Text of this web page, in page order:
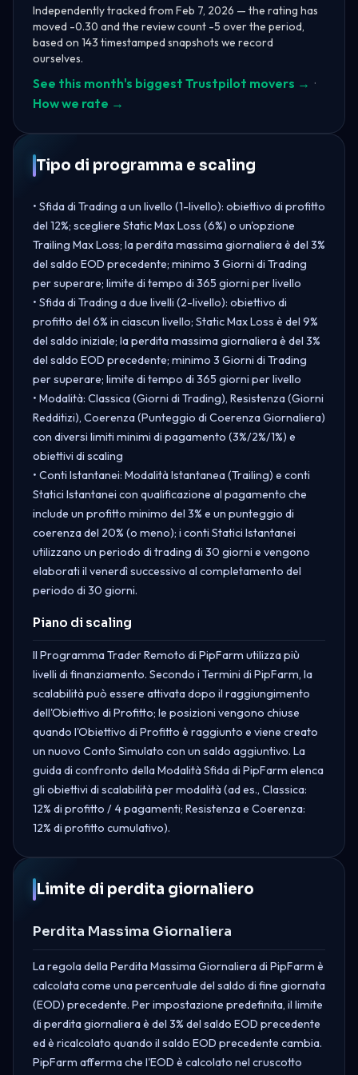
Independently tracked from Feb 7, 2026 — the rating has
moved -0.30 and the review count -5 over the period,
based on 143 timestamped snapshots we record
ourselves.
See this month's biggest Trustpilot movers → ·
How we rate →
Tipo di programma e scaling
• Sfida di Trading a un livello (1-livello): obiettivo di profitto
del 12%; scegliere Static Max Loss (6%) o un'opzione
Trailing Max Loss; la perdita massima giornaliera è del 3%
del saldo EOD precedente; minimo 3 Giorni di Trading
per superare; limite di tempo di 365 giorni per livello
• Sfida di Trading a due livelli (2-livello): obiettivo di
profitto del 6% in ciascun livello; Static Max Loss è del 9%
del saldo iniziale; la perdita massima giornaliera è del 3%
del saldo EOD precedente; minimo 3 Giorni di Trading
per superare; limite di tempo di 365 giorni per livello
• Modalità: Classica (Giorni di Trading), Resistenza (Giorni
Redditizi), Coerenza (Punteggio di Coerenza Giornaliera)
con diversi limiti minimi di pagamento (3%/2%/1%) e
obiettivi di scaling
• Conti Istantanei: Modalità Istantanea (Trailing) e conti
Statici Istantanei con qualificazione al pagamento che
include un profitto minimo del 3% e un punteggio di
coerenza del 20% (o meno); i conti Statici Istantanei
utilizzano un periodo di trading di 30 giorni e vengono
elaborati il venerdì successivo al completamento del
periodo di 30 giorni.
Piano di scaling
Il Programma Trader Remoto di PipFarm utilizza più
livelli di finanziamento. Secondo i Termini di PipFarm, la
scalabilità può essere attivata dopo il raggiungimento
dell'Obiettivo di Profitto; le posizioni vengono chiuse
quando l'Obiettivo di Profitto è raggiunto e viene creato
un nuovo Conto Simulato con un saldo aggiuntivo. La
guida di confronto della Modalità Sfida di PipFarm elenca
gli obiettivi di scalabilità per modalità (ad es., Classica:
12% di profitto / 4 pagamenti; Resistenza e Coerenza:
12% di profitto cumulativo).
Limite di perdita giornaliero
Perdita Massima Giornaliera
La regola della Perdita Massima Giornaliera di PipFarm è
calcolata come una percentuale del saldo di fine giornata
(EOD) precedente. Per impostazione predefinita, il limite
di perdita giornaliera è del 3% del saldo EOD precedente
ed è ricalcolato quando il saldo EOD precedente cambia.
PipFarm afferma che l'EOD è calcolato nel cruscotto